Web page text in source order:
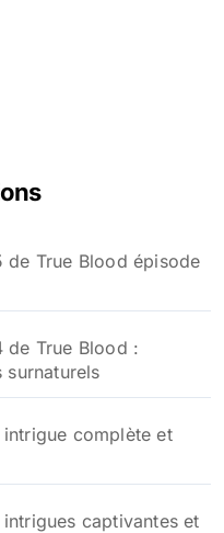
de True Blood épisode
de True Blood :
intrigue complète et
captivantes et